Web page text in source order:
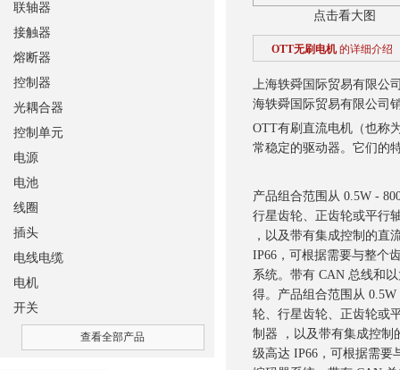
点击看大图
OTT无刷电机 的详细介绍
上海轶舜国际贸易有限公
海轶舜国际贸易有限公司
OTT有刷直流电机（也称
常稳定的驱动器。它们的
产品组合范围从 0.5W -
行星齿轮、正齿轮或平行
，以及带有集成控制的直
IP66，可根据需要与整个
系统。带有 CAN 总线和
得。 产品组合范围从
轮、行星齿轮、正齿轮或
制器 ，以及带有集成控制
级高达 IP66，可根据需要
联轴器
接触器
熔断器
控制器
光耦合器
控制单元
电源
电池
线圈
插头
电线电缆
电机
开关
查看全部产品